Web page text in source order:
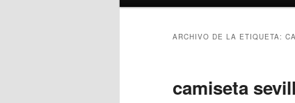
ARCHIVO DE LA ETIQUETA:
camiseta